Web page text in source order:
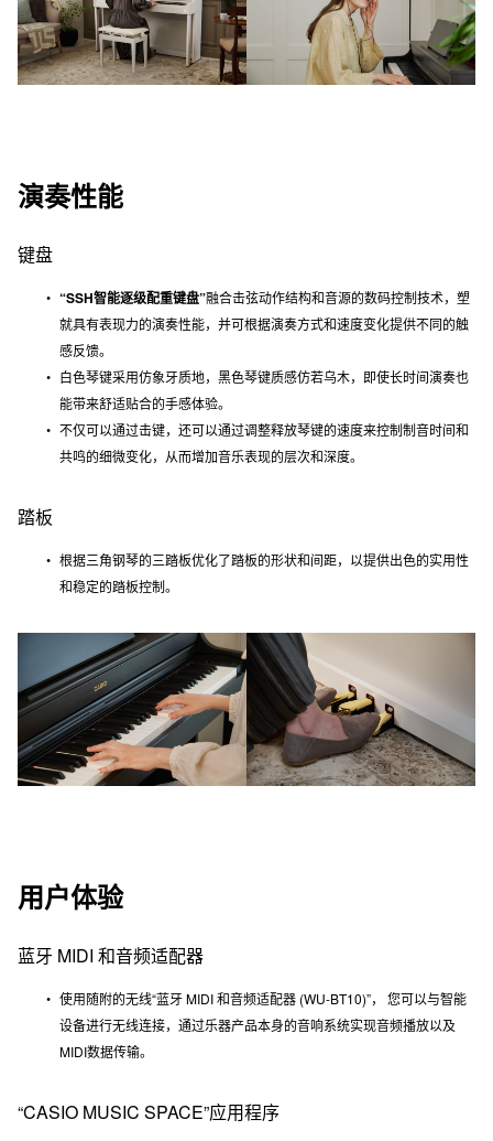
演奏性能
键盘
“SSH智能逐级配重键盘”融合击弦动作结构和音源的数码控制技术，塑
就具有表现力的演奏性能，并可根据演奏方式和速度变化提供不同的触
感反馈。
白色琴键采用仿象牙质地，黑色琴键质感仿若乌木，即使长时间演奏也
能带来舒适贴合的手感体验。
不仅可以通过击键，还可以通过调整释放琴键的速度来控制制音时间和
共鸣的细微变化，从而增加音乐表现的层次和深度。
踏板
根据三角钢琴的三踏板优化了踏板的形状和间距，以提供出色的实用性
和稳定的踏板控制。
用户体验
蓝牙 MIDI 和音频适配器
使用随附的无线“蓝牙 MIDI 和音频适配器 (WU-BT10)”， 您可以与智能
设备进行无线连接，通过乐器产品本身的音响系统实现音频播放以及
MIDI数据传输。
“CASIO MUSIC SPACE”应用程序